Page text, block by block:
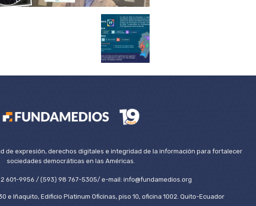
de expresión, derechos digitales e integridad de la información para fortalecer
sociedades democráticas en las Américas.
601-9956 / (593) 98 767-5305/ e-mail: info@fundamedios.org
e Iñaquito, Edificio Platinum Oficinas, piso 10, oficina 1002. Quito-Ecuador